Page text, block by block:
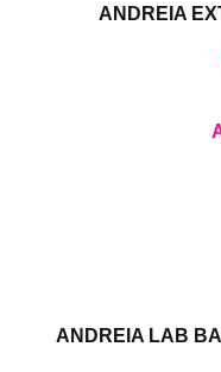
ANDREIA
ANDREIA LAB